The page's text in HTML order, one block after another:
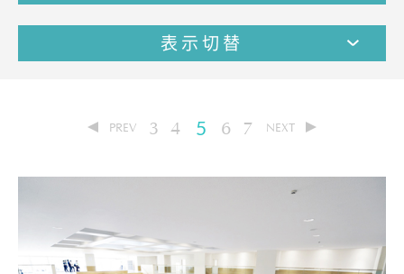
クラブ・同好会紹介
ADMISSION
表示切替
PREV 3 4 5 6 7 NEXT